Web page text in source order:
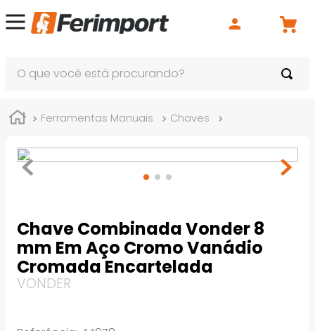
Ferramentas Manuais Chaves
Chave Combinada Vonder 8
mm Em Aço Cromo Vanádio
Cromada Encartelada
VONDER